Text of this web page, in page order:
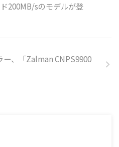
200MB/sのモデルが登
ー、「Zalman CNPS9900